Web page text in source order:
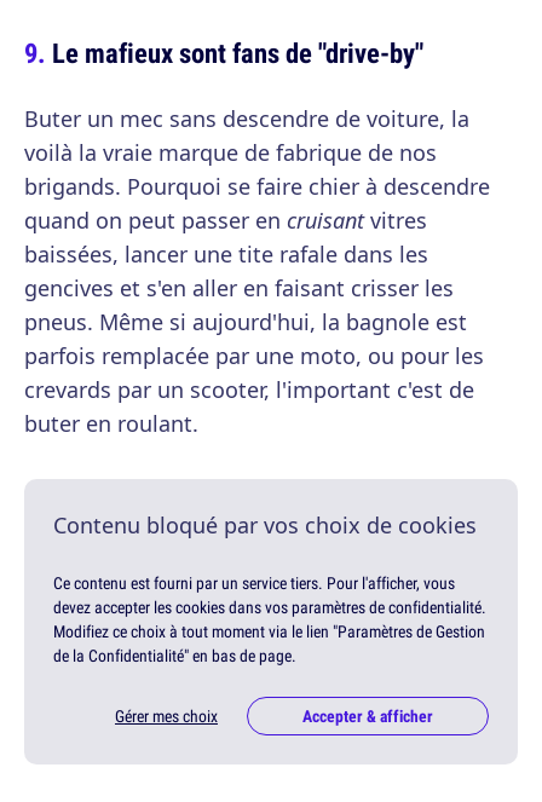
Le mafieux sont fans de "drive-by"
Buter un mec sans descendre de voiture, la
voilà la vraie marque de fabrique de nos
brigands. Pourquoi se faire chier à descendre
quand on peut passer en cruisantvitres
baissées, lancer une tite rafale dans les
gencives et s'en aller en faisant crisser les
pneus. Même si aujourd'hui, la bagnole est
parfois remplacée par une moto, ou pour les
crevards par un scooter, l'important c'est de
buter en roulant.
Contenu bloqué par vos choix de cookies
Ce contenu est fourni par un service tiers. Pour l'afficher, vous
devez accepter les cookies dans vos paramètres de confidentialité.
Modifiez ce choix à tout moment via le lien "Paramètres de Gestion
de la Confidentialité" en bas de page.
Gérer mes choix Accepter & afficher